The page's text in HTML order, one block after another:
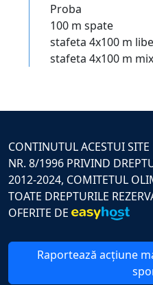
Proba
100 m spate
stafeta 4x100 m
stafeta 4x100 m
CONTINUTUL ACESTUI SITE
NR. 8/1996 PRIVIND
2012-2024, COMITETUL
TOATE DREPTURILE
OFERITE DE
Raportează acțiune